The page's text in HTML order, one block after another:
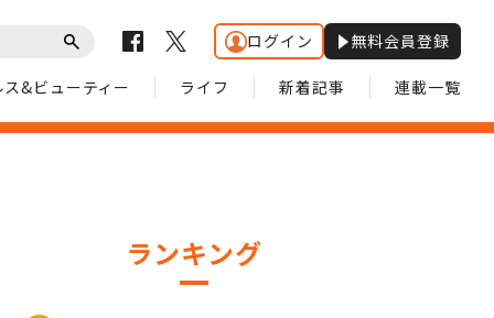
ログイン 無料会員登録
ス&ビューティー ライフ 新着記事 連載一覧
ランキング